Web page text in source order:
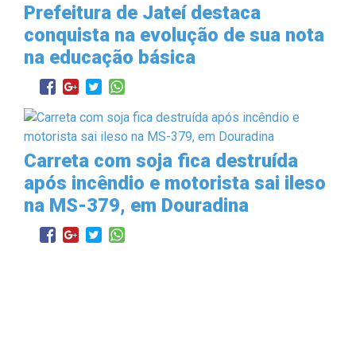
Prefeitura de Jateí destaca
conquista na evolução de sua nota
na educação básica
Carreta com soja fica destruída
após incêndio e motorista sai ileso
na MS-379, em Douradina